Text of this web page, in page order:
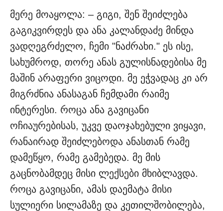
მერე მოაყოლა: – გიგი, შენ შეიძლება
გაგიკვირდეს და ანა კალანდაძე მინდა
ვადღეგრძელო, ჩემი "ნაძრახი." ეს ისე,
სახუმროდ, თორე ანას გულისნადებისა მე
მაშინ არაფერი ვიცოდი. მე ეჭვადაც კი არ
მიგრძნია ანასაგან ჩემდამი რაიმე
ინტერესი. როცა ანა გავიცანი
ოჩიაურებისას, უკვე დაოჯახებული ვიყავი,
რანაირად შეიძლებოდა ანასთან რამე
დამეწყო, რამე გამებედა. მე მის
გაცნობამდეც მისი ლექსები მხიბლავდა.
როცა გავიცანი, ამას დაემატა მისი
სულიერი სილამაზე და კეთილშობილება,